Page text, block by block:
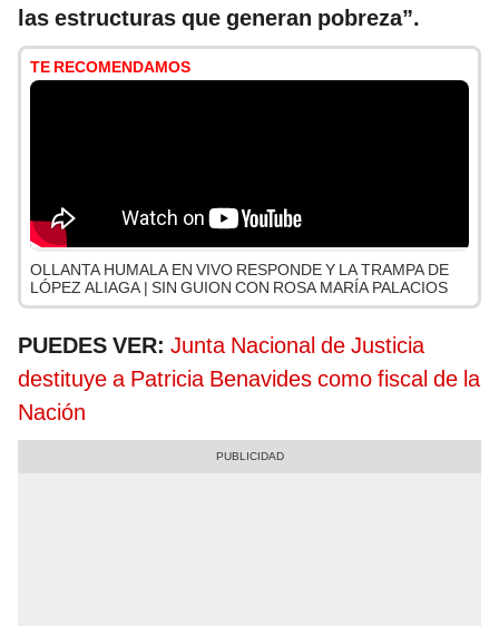
las estructuras que generan pobreza”.
TE RECOMENDAMOS
OLLANTA HUMALA EN VIVO RESPONDE Y LA TRAMPA DE
LÓPEZ ALIAGA | SIN GUION CON ROSA MARÍA PALACIOS
PUEDES VER: Junta Nacional de Justicia
destituye a Patricia Benavides como fiscal de la
Nación